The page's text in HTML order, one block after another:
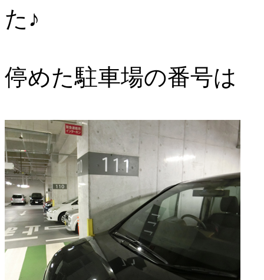
た♪
停めた駐車場の番号